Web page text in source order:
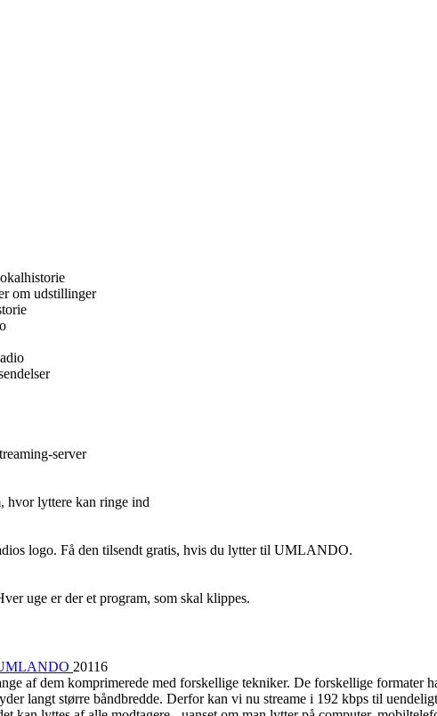
om udstillinger
server
hvor lyttere kan ringe ind
logo. Få den tilsendt gratis, hvis du lytter til UMLANDO.
uge er der et program, som skal klippes.
20116
af dem komprimerede med forskellige tekniker. De forskellige formater
langt større båndbredde. Derfor kan vi nu streame i 192 kbps til